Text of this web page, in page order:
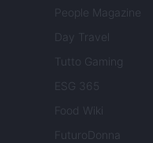
People Magazine
Day Travel
Tutto Gaming
ESG 365
Food Wiki
FuturoDonna